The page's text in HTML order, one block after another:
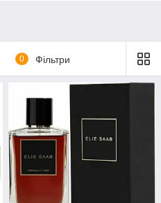
0 Фільтри